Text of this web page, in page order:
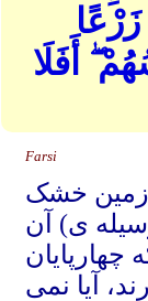
أَفَلَا
Farsi
زمین خشک
ی) آن
چهارپایان
آیا نمی